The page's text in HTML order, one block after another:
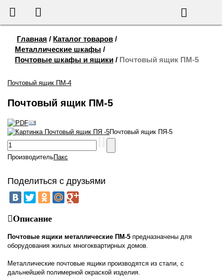
655-888Корзина Поиск
Главная / Каталог товаров /
Металлические шкафы /
Почтовые шкафы и ящики / Почтовый ящик ПМ-5
Почтовый ящик ПМ-4
Почтовый ящик ПМ-5
Почтовый ящик ПЯ-5
ПроизводительПакс
Поделиться с друзьями
Описание
Почтовые ящики металлические ПМ-5 предназначены для
оборудования жилых многоквартирных домов.
Металлические почтовые ящики производятся из стали, с
дальнейшей полимерной окраской изделия.